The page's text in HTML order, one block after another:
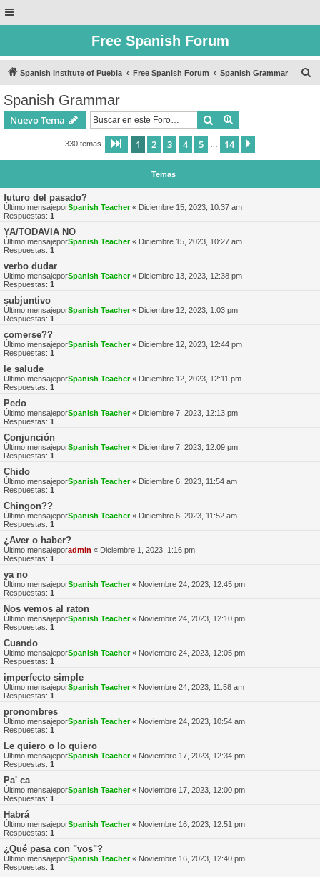
Free Spanish Forum
Spanish Institute of Puebla Free Spanish Forum Spanish Grammar
Spanish Grammar
Nuevo Tema Buscar
330 temas Página de 14
1 2 3 4 5 14
Temas
futuro del pasado?
Último mensajeporSpanish Teacher« Diciembre 15, 2023, 10:37 am
Respuestas: 1
YA/TODAVIA NO
Último mensajeporSpanish Teacher« Diciembre 15, 2023, 10:27 am
Respuestas: 1
verbo dudar
Último mensajeporSpanish Teacher« Diciembre 13, 2023, 12:38 pm
Respuestas: 1
subjuntivo
Último mensajeporSpanish Teacher« Diciembre 12, 2023, 1:03 pm
Respuestas: 1
comerse??
Último mensajeporSpanish Teacher« Diciembre 12, 2023, 12:44 pm
Respuestas: 1
le salude
Último mensajeporSpanish Teacher« Diciembre 12, 2023, 12:11 pm
Respuestas: 1
Pedo
Último mensajeporSpanish Teacher« Diciembre 7, 2023, 12:13 pm
Respuestas: 1
Conjunción
Último mensajeporSpanish Teacher« Diciembre 7, 2023, 12:09 pm
Respuestas: 1
Chido
Último mensajeporSpanish Teacher« Diciembre 6, 2023, 11:54 am
Respuestas: 1
Chingon??
Último mensajeporSpanish Teacher« Diciembre 6, 2023, 11:52 am
Respuestas: 1
¿Aver o haber?
Último mensajeporadmin « Diciembre 1, 2023, 1:16 pm
Respuestas: 1
ya no
Último mensajeporSpanish Teacher« Noviembre 24, 2023, 12:45 pm
Respuestas: 1
Nos vemos al raton
Último mensajeporSpanish Teacher« Noviembre 24, 2023, 12:10 pm
Respuestas: 1
Cuando
Último mensajeporSpanish Teacher« Noviembre 24, 2023, 12:05 pm
Respuestas: 1
imperfecto simple
Último mensajeporSpanish Teacher« Noviembre 24, 2023, 11:58 am
Respuestas: 1
pronombres
Último mensajeporSpanish Teacher« Noviembre 24, 2023, 10:54 am
Respuestas: 1
Le quiero o lo quiero
Último mensajeporSpanish Teacher« Noviembre 17, 2023, 12:34 pm
Respuestas: 1
Pa' ca
Último mensajeporSpanish Teacher« Noviembre 17, 2023, 12:00 pm
Respuestas: 1
Habrá
Último mensajeporSpanish Teacher« Noviembre 16, 2023, 12:51 pm
Respuestas: 1
¿Qué pasa con "vos"?
Último mensajeporSpanish Teacher« Noviembre 16, 2023, 12:40 pm
Respuestas: 1